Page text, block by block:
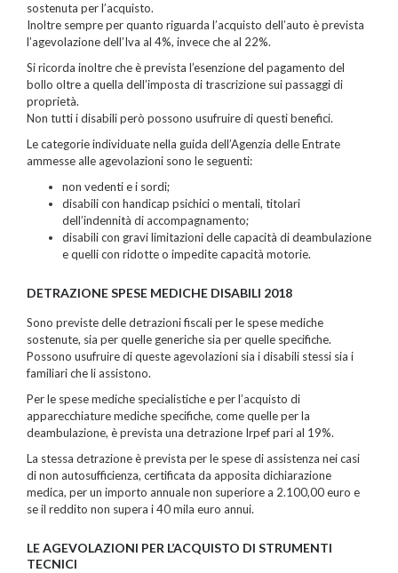
sostenuta per l’acquisto.
Inoltre sempre per quanto riguarda l’acquisto dell’auto è prevista
l’agevolazione dell’Iva al 4%, invece che al 22%.
Si ricorda inoltre che è prevista l’esenzione del pagamento del
bollo oltre a quella dell’imposta di trascrizione sui passaggi di
proprietà.
Non tutti i disabili però possono usufruire di questi benefici.
Le categorie individuate nella guida dell’Agenzia delle Entrate
ammesse alle agevolazioni sono le seguenti:
non vedenti e i sordi;
disabili con handicap psichici o mentali, titolari
dell’indennità di accompagnamento;
disabili con gravi limitazioni delle capacità di deambulazione
e quelli con ridotte o impedite capacità motorie.
DETRAZIONE SPESE MEDICHE DISABILI 2018
Sono previste delle detrazioni fiscali per le spese mediche
sostenute, sia per quelle generiche sia per quelle specifiche.
Possono usufruire di queste agevolazioni sia i disabili stessi sia i
familiari che li assistono.
Per le spese mediche specialistiche e per l’acquisto di
apparecchiature mediche specifiche, come quelle per la
deambulazione, è prevista una detrazione Irpef pari al 19%.
La stessa detrazione è prevista per le spese di assistenza nei casi
di non autosufficienza, certificata da apposita dichiarazione
medica, per un importo annuale non superiore a 2.100,00 euro e
se il reddito non supera i 40 mila euro annui.
LE AGEVOLAZIONI PER L’ACQUISTO DI STRUMENTI
TECNICI